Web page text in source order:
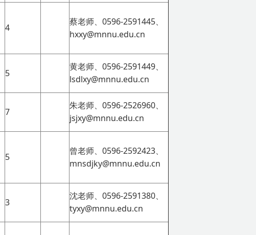
4
蔡老师、0596-2591445、
hxxy@mnnu.edu.cn
5
黄老师、0596-2591449、
lsdlxy@mnnu.edu.cn
7
朱老师、0596-2526960、
jsjxy@mnnu.edu.cn
5
曾老师、0596-2592423、
mnsdjky@mnnu.edu.cn
3
沈老师、0596-2591380、
tyxy@mnnu.edu.cn